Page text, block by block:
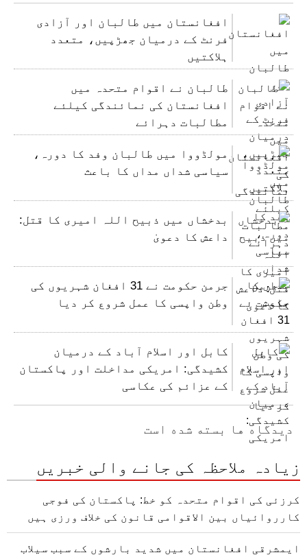
افغانستان میں طالبان اور آزادی
فرنٹ کے درمیان جھڑپیں، متعدد
ہلاکتیں
طالبان نے اقوام متحدہ میں
افغانستان کی نمائندگی کیلئے
مطالبات دہرائے
مولڈووا میں طالبان وفد کا دورہ،
سیاسی شداں مداں کا باعث
بدخشاں میں ذبیح اللہ امیری کا قتل:
داعش کا دعویٰ
جرمن حکومت نے 31 افغان شہریوں کی
وطن واپسی کا عمل شروع کر دیا
کابل اور اسلام آباد کے درمیان
کشیدگی: امریکی مداخلت اور پاکستان
کے عزائم کی عکاسی
دیدگاه ها بسته شده است
زیادہ ملاحظہ کی جانے والی خبریں
کرزئی کی اقوام متحدہ کو خط: پاکستان کی فوجی
کارروائیاں بین الاقوامی قانون کی خلاف ورزی ہیں
ایمشرقی افغانستان میں شدید بارشوں کے سبب سیلاب